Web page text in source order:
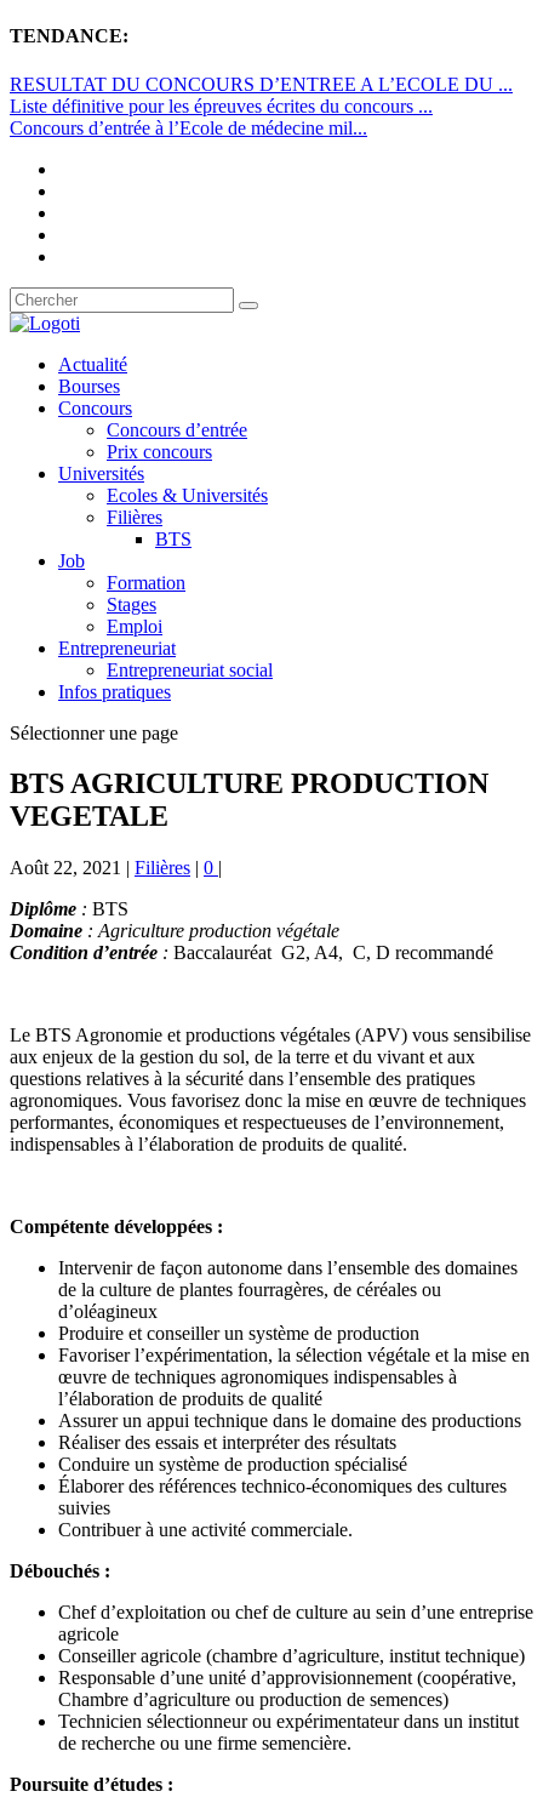
TENDANCE:
RESULTAT DU CONCOURS D’ENTREE A L’ECOLE DU ...
Liste définitive pour les épreuves écrites du concours ...
Concours d’entrée à l’Ecole de médecine mil...
Actualité
Bourses
Concours
Concours d’entrée
Prix concours
Universités
Ecoles & Universités
Filières
BTS
Job
Formation
Stages
Emploi
Entrepreneuriat
Entrepreneuriat social
Infos pratiques
Sélectionner une page
BTS AGRICULTURE PRODUCTION
VEGETALE
Août 22, 2021 | Filières | 0 |
Diplôme : BTS
Domaine : Agriculture production végétale
Condition d’entrée : Baccalauréat G2, A4, C, D recommandé
Le BTS Agronomie et productions végétales (APV) vous sensibilise
aux enjeux de la gestion du sol, de la terre et du vivant et aux
questions relatives à la sécurité dans l’ensemble des pratiques
agronomiques. Vous favorisez donc la mise en œuvre de techniques
performantes, économiques et respectueuses de l’environnement,
indispensables à l’élaboration de produits de qualité.
Compétente développées :
Intervenir de façon autonome dans l’ensemble des domaines
de la culture de plantes fourragères, de céréales ou
d’oléagineux
Produire et conseiller un système de production
Favoriser l’expérimentation, la sélection végétale et la mise en
œuvre de techniques agronomiques indispensables à
l’élaboration de produits de qualité
Assurer un appui technique dans le domaine des productions
Réaliser des essais et interpréter des résultats
Conduire un système de production spécialisé
Élaborer des références technico-économiques des cultures
suivies
Contribuer à une activité commerciale.
Débouchés :
Chef d’exploitation ou chef de culture au sein d’une entreprise
agricole
Conseiller agricole (chambre d’agriculture, institut technique)
Responsable d’une unité d’approvisionnement (coopérative,
Chambre d’agriculture ou production de semences)
Technicien sélectionneur ou expérimentateur dans un institut
de recherche ou une firme semencière.
Poursuite d’études :